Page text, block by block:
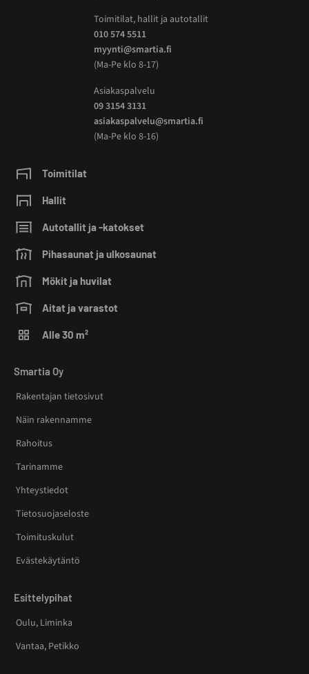
Toimitilat, hallit ja autotallit
010 574 5511
myynti@smartia.fi
(Ma-Pe klo 8-17)
Asiakaspalvelu
09 3154 3131
asiakaspalvelu@smartia.fi
(Ma-Pe klo 8-16)
Toimitilat
Hallit
Autotallit ja -katokset
Pihasaunat ja ulkosaunat
Mökit ja huvilat
Aitat ja varastot
Alle 30 m²
Smartia Oy
Rakentajan tietosivut
Näin rakennamme
Rahoitus
Tarinamme
Yhteystiedot
Tietosuojaseloste
Toimituskulut
Evästekäytäntö
Esittelypihat
Oulu, Liminka
Vantaa, Petikko